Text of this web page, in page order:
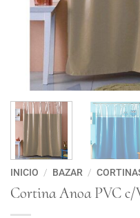
INICIO / BAZAR /
Cortina Anoa PVC c/